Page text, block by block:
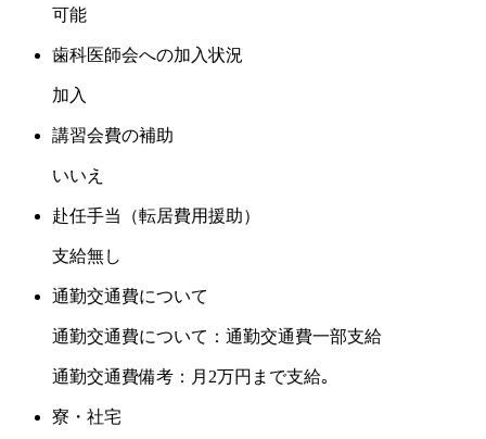
可能
歯科医師会への加入状況
加入
講習会費の補助
いいえ
赴任手当（転居費用援助）
支給無し
通勤交通費について
通勤交通費について：通勤交通費一部支給
通勤交通費備考：月2万円まで支給｡
寮・社宅